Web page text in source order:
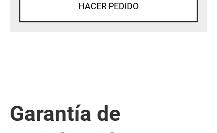
HACER PEDIDO
Garantía de